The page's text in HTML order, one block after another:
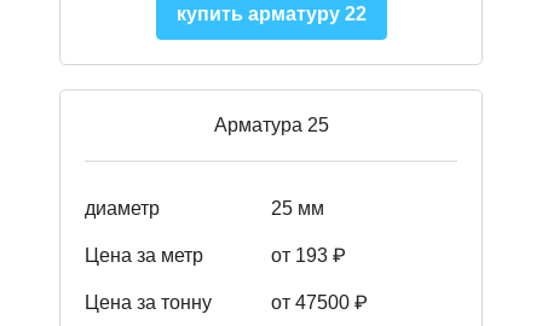
купить арматуру 22
Арматура 25
диаметр 25 мм
Цена за метр от 193 ₽
Цена за тонну от 47500 ₽